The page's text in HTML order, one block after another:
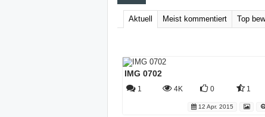
Aktuell Meist kommentiert Top
IMG 0702
1 4K 0 1
12 Apr. 2015